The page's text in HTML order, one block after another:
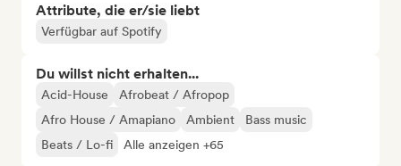
Attribute, die er/sie liebt
Verfügbar auf Spotify
Du willst nicht erhalten...
Acid-House
Afrobeat / Afropop
Afro House / Amapiano
Ambient
Bass music
Beats / Lo-fi
Alle anzeigen +65